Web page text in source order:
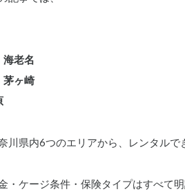
海老名
茅ヶ崎
川県内6つのエリアから、レンタル
・ケージ条件・保険タイプはすべて